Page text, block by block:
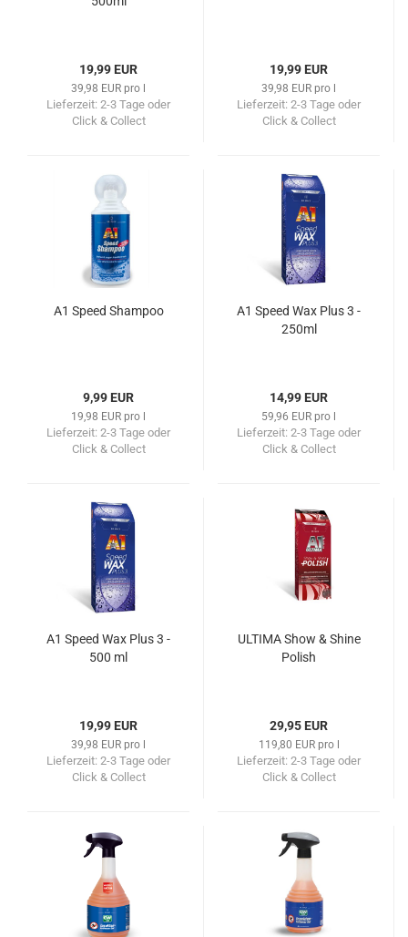
19,99 EUR
39,98 EUR pro l
Lieferzeit: 2-3 Tage oder
Click & Collect
19,99 EUR
39,98 EUR pro l
Lieferzeit: 2-3 Tage oder
Click & Collect
A1 Speed Shampoo
9,99 EUR
19,98 EUR pro l
Lieferzeit: 2-3 Tage oder
Click & Collect
A1 Speed Wax Plus 3 -
250ml
14,99 EUR
59,96 EUR pro l
Lieferzeit: 2-3 Tage oder
Click & Collect
A1 Speed Wax Plus 3 -
500 ml
19,99 EUR
39,98 EUR pro l
Lieferzeit: 2-3 Tage oder
Click & Collect
ULTIMA Show & Shine
Polish
29,95 EUR
119,80 EUR pro l
Lieferzeit: 2-3 Tage oder
Click & Collect